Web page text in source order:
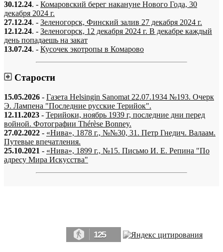
30.12.24. - Комаровский берег накануне Нового Года, 30
декабря 2024 г.
27.12.24. - Зеленогорск, Финский залив 27 декабря 2024 г.
12.12.24. - Зеленогорск, 12 декабря 2024 г. В декабре каждый
день попадаешь на закат
13.07.24. - Кусочек экотропы в Комарово
Старости
15.05.2026 - Газета Helsingin Sanomat 22.07.1934 №193. Очерк
Э. Лампена "Последние русские Терийок".
12.11.2023 - Терийоки, ноябрь 1939 г, последние дни перед
войной. Фотографии Thérèse Bonney.
27.02.2022 - «Нива», 1878 г., №№30, 31. Петр Гнедич. Валаам.
Путевые впечатления.
25.10.2021 - «Нива», 1899 г., №15. Письмо И. Е. Репина "По
адресу Мира Искусства"
125